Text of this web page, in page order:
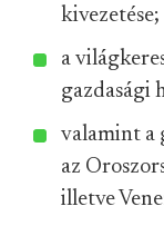
kivezetése;
a
gazdasági
valamint a
az
illetve